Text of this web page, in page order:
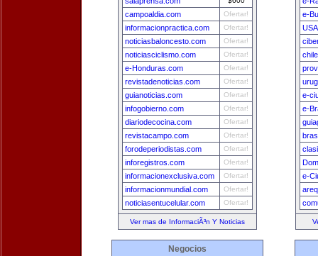
campoaldia.com Ofertar!
informacionpractica.com Ofertar!
noticiasbaloncesto.com Ofertar!
noticiasciclismo.com Ofertar!
e-Honduras.com Ofertar!
revistadenoticias.com Ofertar!
guianoticias.com Ofertar!
infogobierno.com Ofertar!
diariodecocina.com Ofertar!
revistacampo.com Ofertar!
forodeperiodistas.com Ofertar!
inforegistros.com Ofertar!
informacionexclusiva.com Ofertar!
informacionmundial.com Ofertar!
noticiasentucelular.com Ofertar!
Ver mas de InformaciÃ³n Y Noticias
e-
e-
e-
e-
Negocios